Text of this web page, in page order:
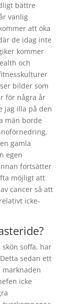
bättre
vanlig
att öka
de idag inte
kommer
och
bilder som
för några år
jag illa på den
män borde
gamla
egen
fortsätter
möjligt att
cancer så att
icke-
soffa, har
sedan ett
icke